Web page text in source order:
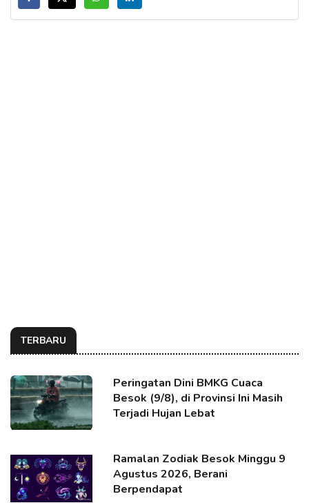
TERBARU
Peringatan Dini BMKG Cuaca
Besok (9/8), di Provinsi Ini Masih
Terjadi Hujan Lebat
Ramalan Zodiak Besok Minggu 9
Agustus 2026, Berani
Berpendapat